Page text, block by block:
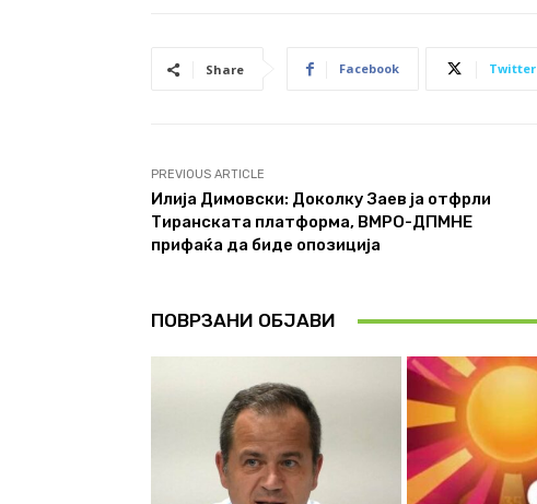
Share Facebook Twitter
PREVIOUS ARTICLE
Илија Димовски: Доколку Заев ја отфрли
Тиранската платформа, ВМРО-ДПМНЕ
прифаќа да биде опозиција
ПОВРЗАНИ ОБЈАВИ